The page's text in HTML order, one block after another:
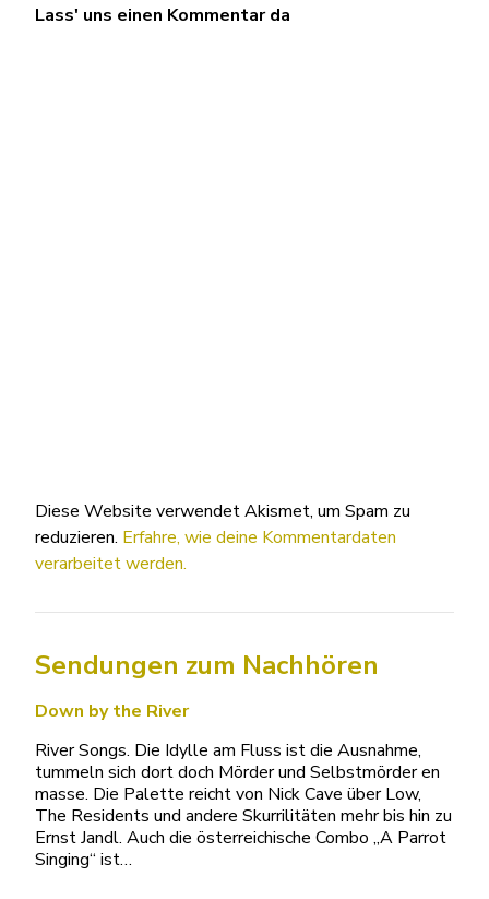
Lass' uns einen Kommentar da
Diese Website verwendet Akismet, um Spam zu
reduzieren. Erfahre, wie deine Kommentardaten
verarbeitet werden.
Sendungen zum Nachhören
Down by the River
River Songs. Die Idylle am Fluss ist die Ausnahme,
tummeln sich dort doch Mörder und Selbstmörder en
masse. Die Palette reicht von Nick Cave über Low,
The Residents und andere Skurrilitäten mehr bis hin zu
Ernst Jandl. Auch die österreichische Combo „A Parrot
Singing“ ist…